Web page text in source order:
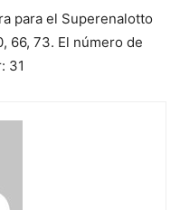
para el Superenalotto
66, 73. El número de
31